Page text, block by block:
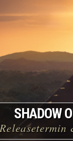
Direkt
TOMB
die